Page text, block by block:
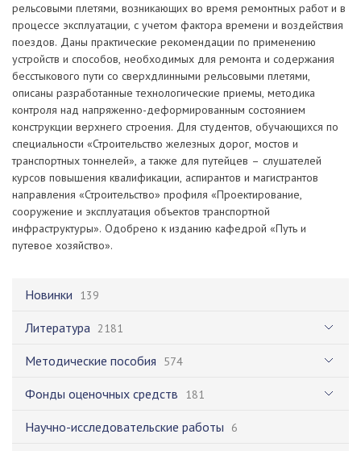
Новинки 139
Литература 2181
Методические пособия 574
Фонды оценочных средств 181
Научно-исследовательские работы 6
рельсовыми плетями, возникающих во время ремонтных работ и в
процессе эксплуатации, с учетом фактора времени и воздействия
поездов. Даны практические рекомендации по применению
устройств и способов, необходимых для ремонта и содержания
бесстыкового пути со сверхдлинными рельсовыми плетями,
описаны разработанные технологические приемы, методика
контроля над напряженно-деформированным состоянием
конструкции верхнего строения. Для студентов, обучающихся по
специальности «Строительство железных дорог, мостов и
транспортных тоннелей», а также для путейцев – слушателей
курсов повышения квалификации, аспирантов и магистрантов
направления «Строительство» профиля «Проектирование,
сооружение и эксплуатация объектов транспортной
инфраструктуры». Одобрено к изданию кафедрой «Путь и
путевое хозяйство».